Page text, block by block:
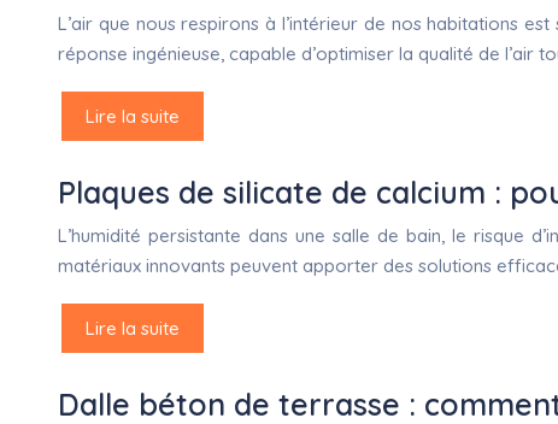
L’air que nous respirons à l’intérieur de nos habitations
réponse ingénieuse, capable d’optimiser la qualité de l’air
Lire la suite
Plaques de silicate de calcium :
L’humidité persistante dans une salle de bain, le risque
matériaux innovants peuvent apporter des solutions
Lire la suite
Dalle béton de terrasse :